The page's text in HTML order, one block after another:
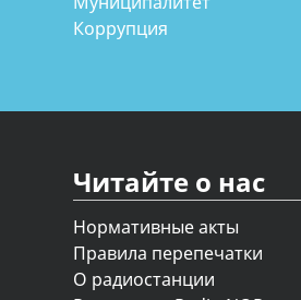
Коррупция
Читайте о нас
Нормативные акты
Правила перепечатки
О радиостанции